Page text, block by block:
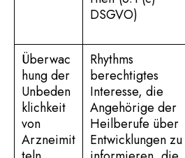
DSGVO)
Überwac
hung der
Unbeden
klichkeit
von
Arzneimit
Rhythms
berechtigtes
Interesse, die
Angehörige der
Heilberufe über
Entwicklungen zu